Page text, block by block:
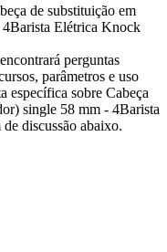
de substituição em
Elétrica Knock
perguntas
parâmetros e uso
específica sobre Cabeça
single 58 mm - 4Barista
discussão abaixo.